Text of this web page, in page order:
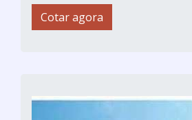
Cotar agora